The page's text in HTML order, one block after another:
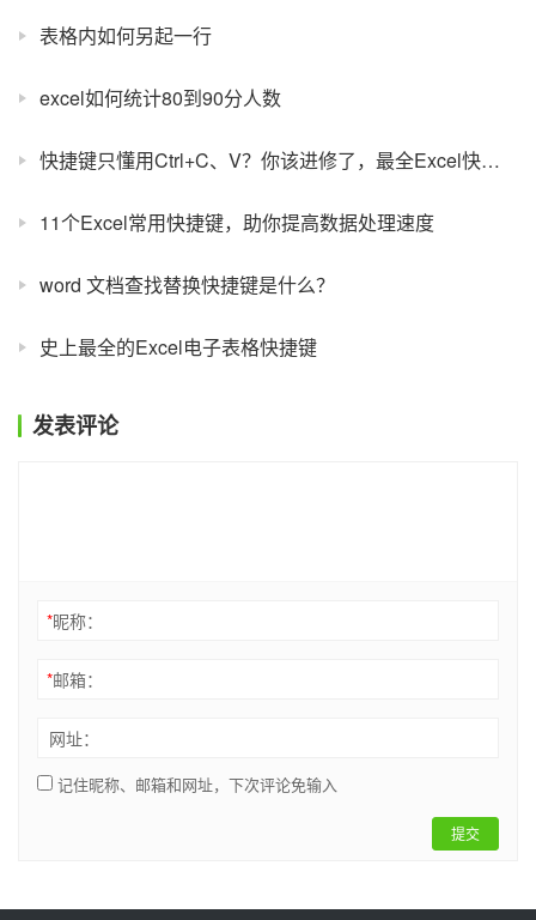
表格内如何另起一行
excel如何统计80到90分人数
快捷键只懂用Ctrl+C、V？你该进修了，最全Excel快捷键合集，备份
11个Excel常用快捷键，助你提高数据处理速度
word 文档查找替换快捷键是什么？
史上最全的Excel电子表格快捷键
发表评论
*昵称：
*邮箱：
网址：
记住昵称、邮箱和网址，下次评论免输入
提交